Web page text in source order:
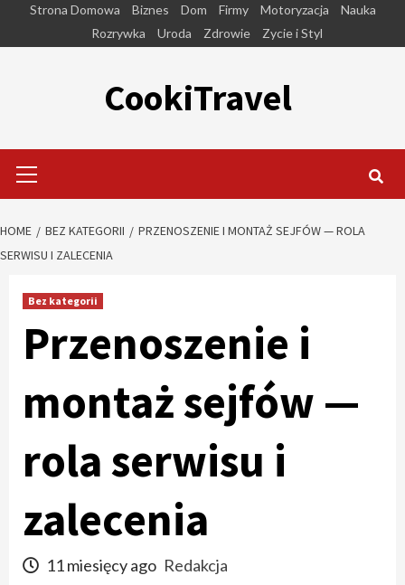
Strona Domowa Biznes Dom Firmy Motoryzacja
Nauka
Rozrywka
Uroda Zdrowie Zycie i Styl
CookiTravel
Menu
HOME BEZ KATEGORII
PRZENOSZENIE I MONTAŻ SEJFÓW — ROLA
SERWISU I ZALECENIA
Bez kategorii
Przenoszenie i
montaż sejfów —
rola serwisu i
zalecenia
11 miesięcy ago Redakcja